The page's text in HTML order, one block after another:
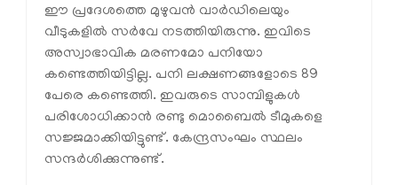
ഈ പ്രദേശത്തെ മുഴുവന്‍ വാര്‍ഡിലെയും
വീടുകളില്‍ സര്‍വേ നടത്തിയിരുന്നു. ഇവിടെ
അസ്വാഭാവിക മരണമോ പനിയോ
കണ്ടെത്തിയിട്ടില്ല. പനി ലക്ഷണങ്ങളോടെ 89
പേരെ കണ്ടെത്തി. ഇവരുടെ സാമ്പിളുകള്‍
പരിശോധിക്കാന്‍ രണ്ടു മൊബൈല്‍ ടീമുകളെ
സജ്ജമാക്കിയിട്ടുണ്ട്. കേന്ദ്രസംഘം സ്ഥലം
സന്ദര്‍ശിക്കുന്നുണ്ട്.